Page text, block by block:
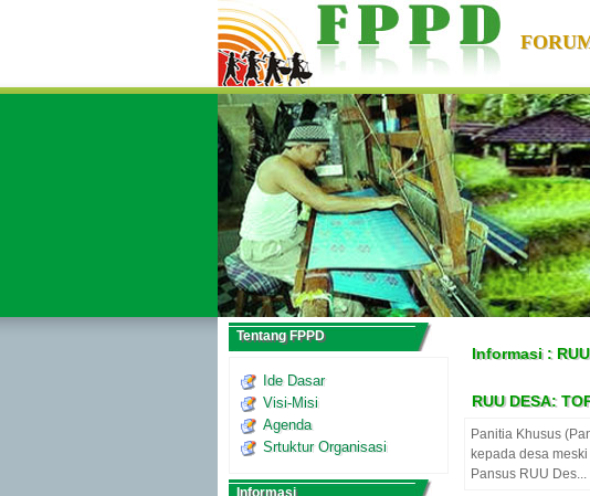
Tentang FPPD
Ide Dasar
Visi-Misi
Agenda
Srtuktur Organisasi
Informasi
Informasi :
RUU DESA:
Panitia Khusus
kepada desa
Pansus RUU Des...